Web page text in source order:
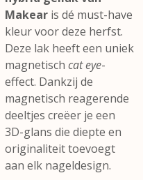
Makear is dé must-have
kleur voor deze herfst.
Deze lak heeft een uniek
magnetisch cat eye-
effect. Dankzij de
magnetisch reagerende
deeltjes creëer je een
3D-glans die diepte en
originaliteit toevoegt
aan elk nageldesign.